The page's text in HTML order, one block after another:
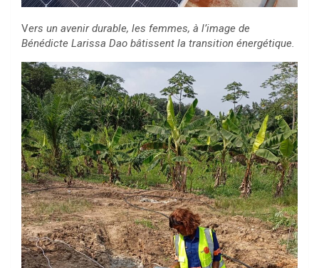
Vers un avenir durable, les femmes, à l’image de
Bénédicte Larissa Dao bâtissent la transition énergétique.